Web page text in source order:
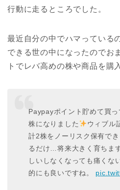
行動に走るところでした。
最近自分の中でハマっている
できる世の中になったのでお
トでレバ高めの株や商品を購
Paypayポイント貯めて買
株になりました
ウィブル
計2株をノーリスク保有で
るだけ…将来大きく育ちま
しいしなくなっても痛くな
的にも良いですね。